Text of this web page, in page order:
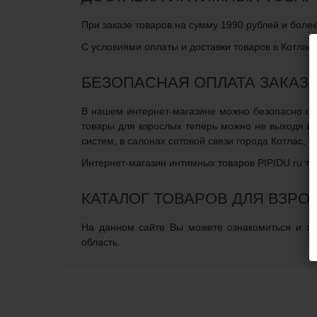
При заказе товаров на сумму 1990 рублей и
С условиями оплаты и доставки товаров в Котлас
БЕЗОПАСНАЯ ОПЛАТА ЗАКАЗА
В нашем интернет-магазине можно безопасно
товары для взрослых теперь можно не выходя
систем, в салонах сотовой связи города Котлас,
Интернет-магазин интимных товаров PIPIDU.ru
КАТАЛОГ ТОВАРОВ ДЛЯ
На данном сайте Вы можете ознакомиться и
область.